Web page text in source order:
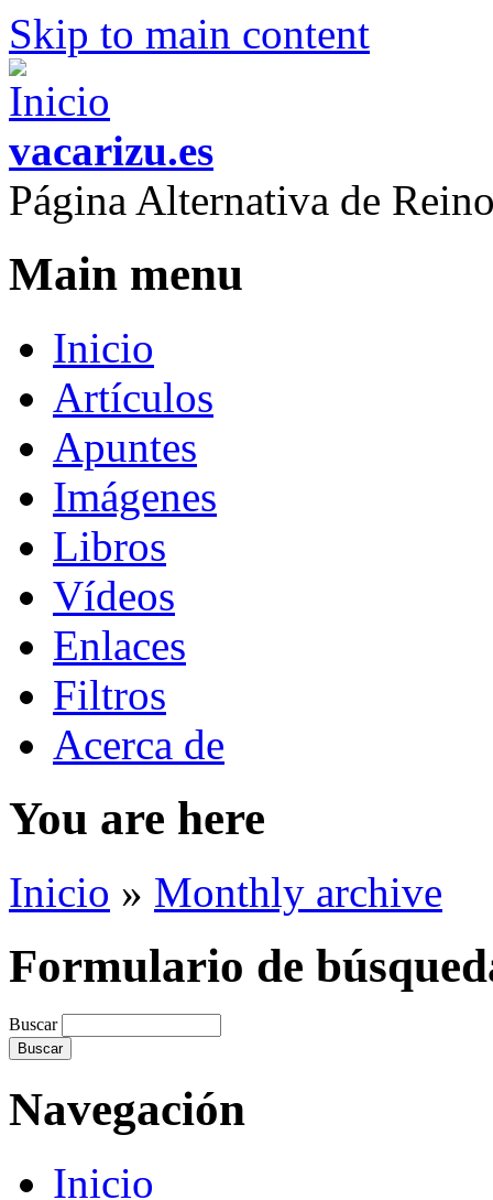
Skip to main content
vacarizu.es
Página Alternativa de
Main menu
Inicio
Artículos
Apuntes
Imágenes
Libros
Vídeos
Enlaces
Filtros
Acerca de
You are here
Inicio » Monthly archive
Formulario de
Buscar
Navegación
Inicio